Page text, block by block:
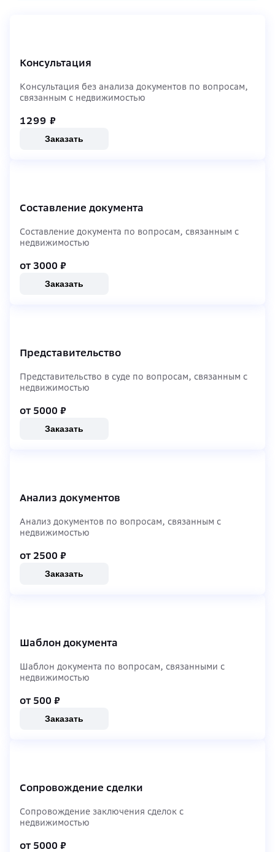
Консультация
Консультация без анализа документов по вопросам,
связанным с недвижимостью
1299 ₽
Заказать
Составление документа
Составление документа по вопросам, связанным с
недвижимостью
от 3000 ₽
Заказать
Представительство
Представительство в суде по вопросам, связанным с
недвижимостью
от 5000 ₽
Заказать
Анализ документов
Анализ документов по вопросам, связанным с
недвижимостью
от 2500 ₽
Заказать
Шаблон документа
Шаблон документа по вопросам, связанными с
недвижимостью
от 500 ₽
Заказать
Сопровождение сделки
Сопровождение заключения сделок с
недвижимостью
от 5000 ₽